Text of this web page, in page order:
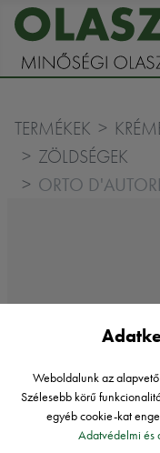
TERMÉKEK
ZÖLDSÉGEK
ORTO
Weboldalunk az
Szélesebb körű
egyéb cookie-kat
Adatvédelmi és